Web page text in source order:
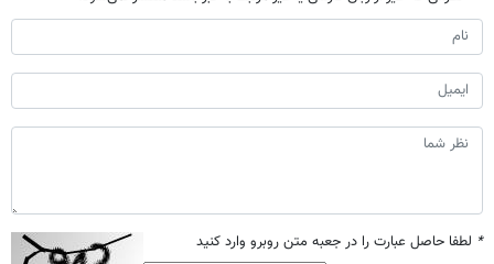
* لطفا حاصل عبارت را در جعبه متن روبرو وارد کنید